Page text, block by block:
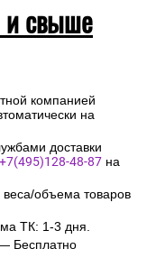
и свыше
компанией
на
доставки
+7(495)128-48-87 на
объема товаров
ТК: 1-3 дня.
Бесплатно